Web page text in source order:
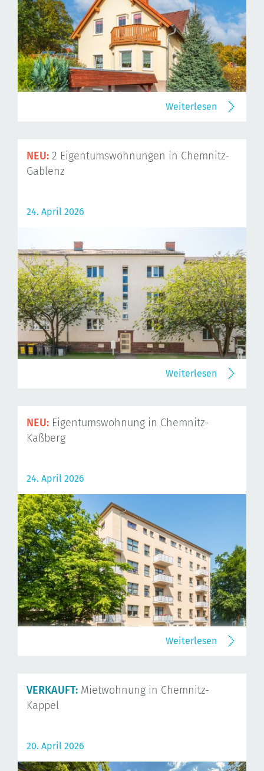
Weiterlesen
NEU: 2 Eigentumswohnungen in Chemnitz-
Gablenz
24. April 2026
Weiterlesen
NEU: Eigentumswohnung in Chemnitz-
Kaßberg
24. April 2026
Weiterlesen
VERKAUFT: Mietwohnung in Chemnitz-
Kappel
20. April 2026